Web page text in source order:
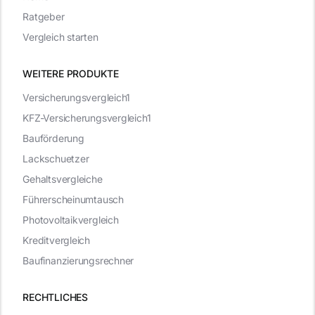
WEITERE PRODUKTE
RECHTLICHES
Versicherungsvergleich1
KFZ-Versicherungsvergleich1
Bauförderung
Lackschuetzer
Gehaltsvergleiche
Führerscheinumtausch
Photovoltaikvergleich
Kreditvergleich
Baufinanzierungsrechner
Ratgeber
Vergleich starten